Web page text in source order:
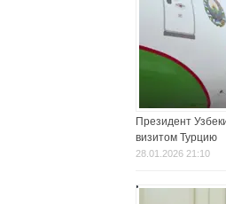
Президент
визитом Турцию
28.01.2026 21:10